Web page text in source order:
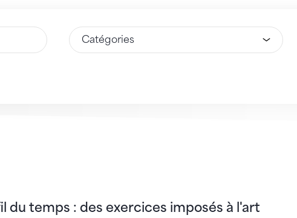
Sélectionnez une option
du temps : des exercices imposés à l'art
: des exercices imposés à l'art du mouvement